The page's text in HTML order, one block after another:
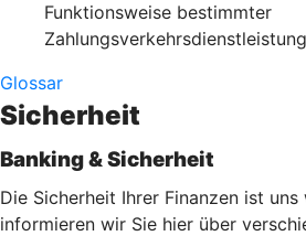
Funktionsweise bestimmter
Glossar
Sicherheit
Banking & Sicherheit
Die Sicherheit Ihrer Finanzen ist
informieren wir Sie hier über